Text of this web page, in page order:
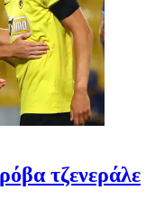
τζενεράλε